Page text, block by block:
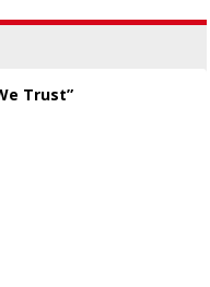
Trust”